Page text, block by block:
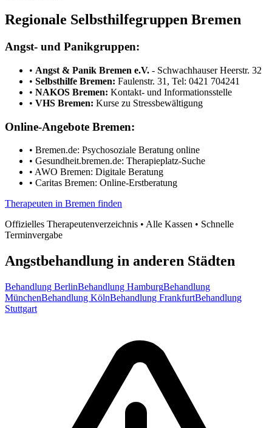
Regionale Selbsthilfegruppen Bremen
Angst- und Panikgruppen:
• Angst & Panik Bremen e.V. - Schwachhauser Heerstr. 32
• Selbsthilfe Bremen: Faulenstr. 31, Tel: 0421 704241
• NAKOS Bremen: Kontakt- und Informationsstelle
• VHS Bremen: Kurse zu Stressbewältigung
Online-Angebote Bremen:
• Bremen.de: Psychosoziale Beratung online
• Gesundheit.bremen.de: Therapieplatz-Suche
• AWO Bremen: Digitale Beratung
• Caritas Bremen: Online-Erstberatung
Therapeuten in Bremen finden
Offizielles Therapeutenverzeichnis • Alle Kassen • Schnelle
Terminvergabe
Angstbehandlung in anderen Städten
Behandlung BerlinBehandlung HamburgBehandlung
MünchenBehandlung KölnBehandlung FrankfurtBehandlung
Stuttgart